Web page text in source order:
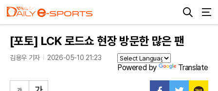
[포토] LCK 로드쇼 현장 방문한 많은 팬
김용우 기자 2026-05-10 21:23
Powered by Translate